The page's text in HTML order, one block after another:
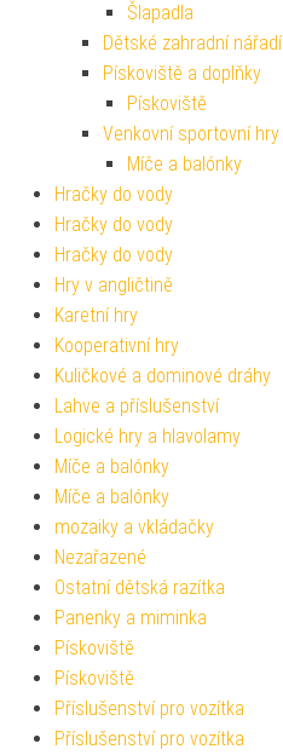
Šlapadla
Dětské zahradní nářadí
Pískoviště a doplňky
Pískoviště
Venkovní sportovní hry
Míče a balónky
Hračky do vody
Hračky do vody
Hračky do vody
Hry v angličtině
Karetní hry
Kooperativní hry
Kuličkové a dominové dráhy
Lahve a příslušenství
Logické hry a hlavolamy
Míče a balónky
Míče a balónky
mozaiky a vkládačky
Nezařazené
Ostatní dětská razítka
Panenky a miminka
Pískoviště
Pískoviště
Příslušenství pro vozítka
Příslušenství pro vozítka